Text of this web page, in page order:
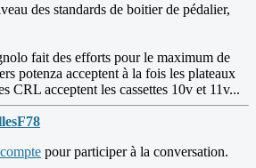
des standards de boitier de pédalier,
fait des efforts pour le maximum de
potenza acceptent à la fois les plateaux
CRL acceptent les cassettes 10v et 11v...
pour participer à la conversation.